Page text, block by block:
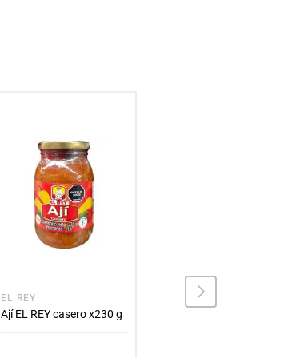
EL REY
Ají EL REY casero x230 g
ZAFRÁN